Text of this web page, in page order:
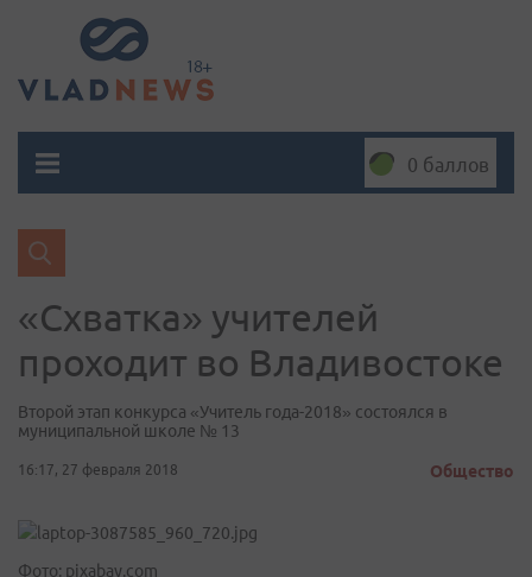
0 баллов
«Схватка» учителей
проходит во Владивостоке
Второй этап конкурса «Учитель года-2018» состоялся в
муниципальной школе № 13
16:17, 27 февраля 2018 Общество
Фото: pixabay.com